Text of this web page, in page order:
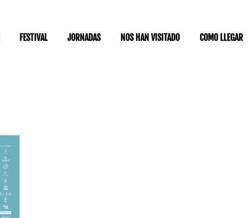
FESTIVAL JORNADAS NOS HAN VISITADO COMO LLEGAR